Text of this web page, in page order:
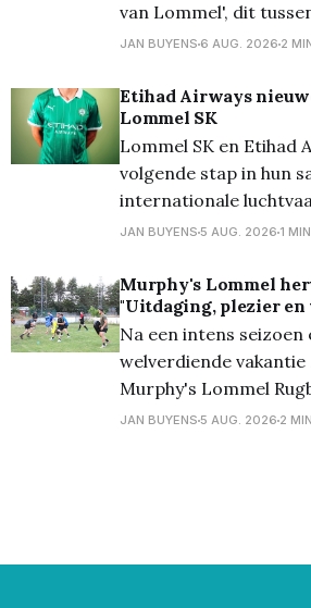
van Lommel', dit
Lommelse clubs.
op het programma.
Verbroedering uit
Kolonie, en werd het
JAN BUYENS 6 AUG. 2026 2
Etihad Airways
Lommel SK
Lommel SK en Etihad
volgende stap in hun
internationale
wordt vanaf het
als Front of Shirt
wedstrijdshirt van de
stap naar
wederzijdse
JAN BUYENS 5 AUG. 2026 1 MIN
Murphy's Lommel
"Uitdaging, plezier en
Na een intens seizoen
welverdiende
Murphy's Lommel
de slag. Met de start
JAN BUYENS 5 AUG. 2026 2 MIN